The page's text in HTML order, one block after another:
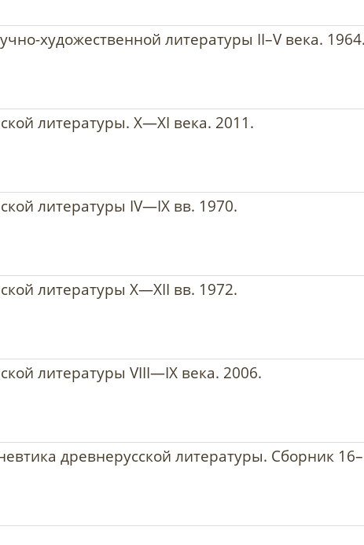
художественной литературы II–V века. 1964.
литературы. X—XI века. 2011.
литературы IV—IX вв. 1970.
литературы Χ—ΧΙΙ вв. 1972.
литературы VIII—IX века. 2006.
древнерусской литературы. Сборник